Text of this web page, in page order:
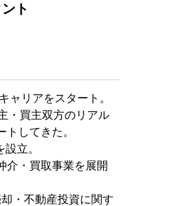
ト
ャリアをスタート。
・買主双方のリアル
してきた。
立。
介・買取事業を展開
・不動産投資に関す